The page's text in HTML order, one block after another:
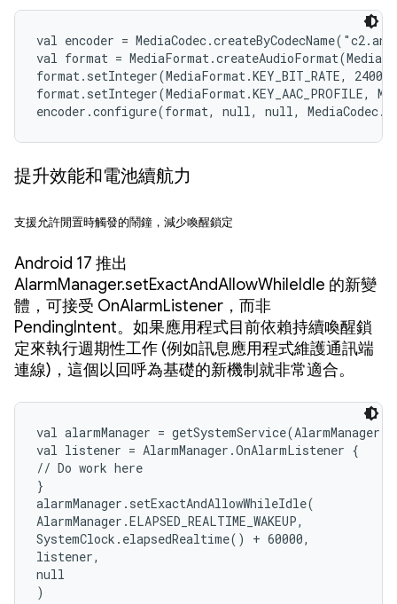
val encoder =
val format =
format.setInteger(MediaFormat.KEY_BIT_RATE, 24000)
format.setInteger(MediaFormat.KEY_AAC_PROFILE,
encoder.configure(format, null, null,
提升效能和電池續航力
支援允許閒置時觸發的鬧鐘，減少喚醒鎖定
Android 17 推出
AlarmManager.setExactAndAllowWhileIdle 的新變
體，可接受 OnAlarmListener，而非
PendingIntent。如果應用程式目前依賴持續喚醒鎖
定來執行週期性工作 (例如訊息應用程式維護通訊端
連線)，這個以回呼為基礎的新機制就非常適合。
val alarmManager =
val listener = AlarmManager.OnAlarmListener {
// Do work here
}
alarmManager.setExactAndAllowWhileIdle(
AlarmManager.ELAPSED_REALTIME_WAKEUP,
SystemClock.elapsedRealtime() + 60000,
listener,
null
)